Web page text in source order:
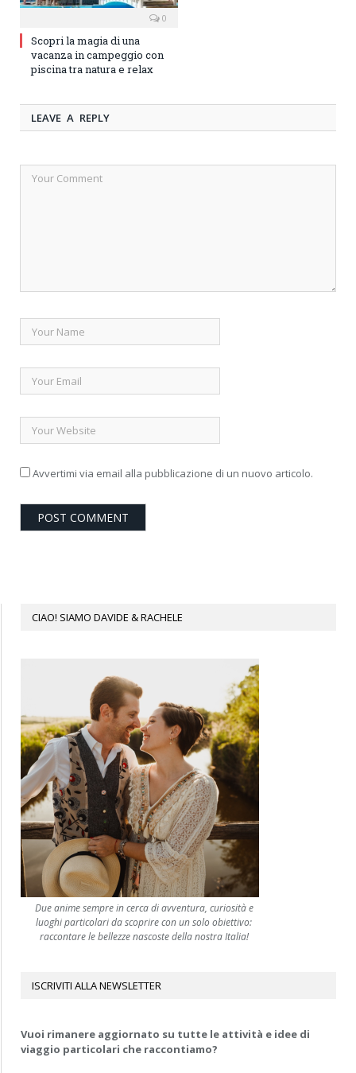
0
Scopri la magia di una
vacanza in campeggio con
piscina tra natura e relax
LEAVE A REPLY
Avvertimi via email alla pubblicazione di un nuovo articolo.
CIAO! SIAMO DAVIDE & RACHELE
Due anime sempre in cerca di avventura, curiosità e
luoghi particolari da scoprire con un solo obiettivo:
raccontare le bellezze nascoste della nostra Italia!
ISCRIVITI ALLA NEWSLETTER
Vuoi rimanere aggiornato su tutte le attività e idee di
viaggio particolari che raccontiamo?